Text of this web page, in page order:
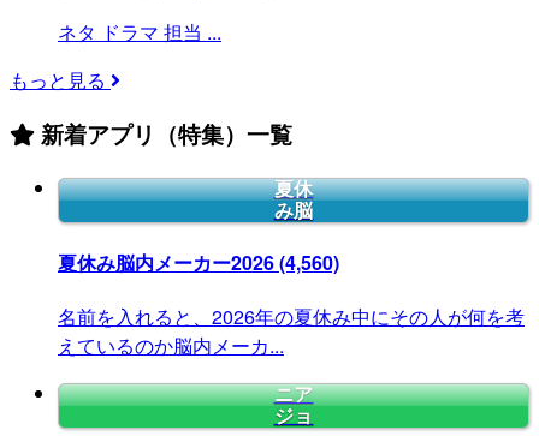
ネタ ドラマ 担当 ...
もっと見る
新着アプリ（特集）一覧
夏休
み脳
夏休み脳内メーカー2026(4,560)
名前を入れると、2026年の夏休み中にその人が何を考
えているのか脳内メーカ...
ニア
ジョ